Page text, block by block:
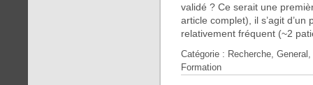
validé ? Ce serait une
article complet), il s’agit
relativement fréquent (~2
Catégorie : Recherche,
Formation